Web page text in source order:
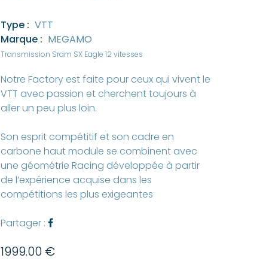
1999.00 €
Type : VTT
Marque : MEGAMO
Transmission Sram SX Eagle 12 vitesses
Notre Factory est faite pour ceux qui vivent le
VTT avec passion et cherchent toujours à
aller un peu plus loin.
Son esprit compétitif et son cadre en
carbone haut module se combinent avec
une géométrie Racing développée à partir
de l’expérience acquise dans les
compétitions les plus exigeantes
Partager :